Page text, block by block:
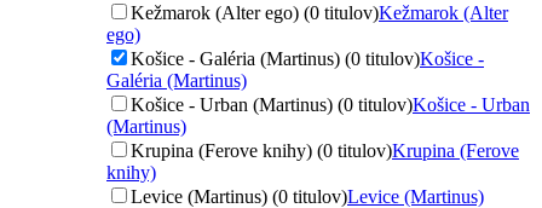
Kežmarok (Alter ego) (0 titulov)Kežmarok (Alter
ego)
Košice - Galéria (Martinus) (0 titulov)Košice -
Galéria (Martinus)
Košice - Urban (Martinus) (0 titulov)Košice - Urban
(Martinus)
Krupina (Ferove knihy) (0 titulov)Krupina (Ferove
knihy)
Levice (Martinus) (0 titulov)Levice (Martinus)